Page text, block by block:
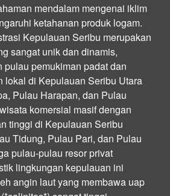
mendalam mengenai iklim
ketahanan produk logam.
Kepulauan Seribu merupakan
sangat unik dan dinamis,
pulau pemukiman padat dan
lokal di Kepulauan Seribu Utara
Pulau Harapan, dan Pulau
komersial masif dengan
tinggi di Kepulauan Seribu
Tidung, Pulau Pari, dan Pulau
pulau-pulau resor privat
lingkungan kepulauan ini
angin laut yang membawa uap